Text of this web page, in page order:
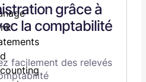
grâce à
la comptabilité
facilement des relevés